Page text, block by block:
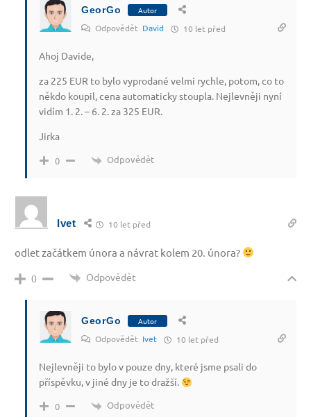
GeorGo Autor
Odpovědět David 10 let před
Ahoj Davide,
za 225 EUR to bylo vyprodané velmi rychle, potom, co to
někdo koupil, cena automaticky stoupla. Nejlevněji nyní
vidím 1. 2. – 6. 2. za 325 EUR.
Jirka
0 Odpovědět
Ivet 10 let před
odlet začátkem února a návrat kolem 20. února?
0 Odpovědět
GeorGo Autor
Odpovědět Ivet 10 let před
Nejlevněji to bylo v pouze dny, které jsme psali do
příspěvku, v jiné dny je to dražší.
0 Odpovědět